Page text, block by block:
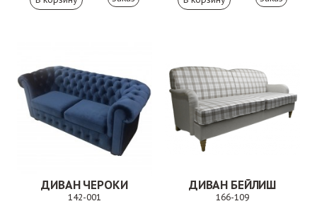
ДИВАН ЧЕРОКИ
142-001
ДИВАН БЕЙЛИШ
166-109